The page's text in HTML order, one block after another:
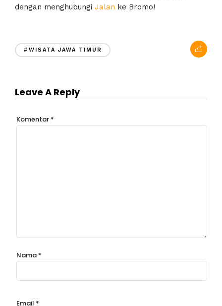
dengan menghubungi Jalan ke Bromo!
#WISATA JAWA TIMUR
Leave A Reply
Komentar *
Nama *
Email *